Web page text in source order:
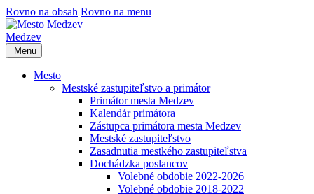
Rovno na obsah Rovno na menu
Medzev
Menu
Mesto
Mestské zastupiteľstvo a primátor
Primátor mesta Medzev
Kalendár primátora
Zástupca primátora mesta Medzev
Mestské zastupiteľstvo
Zasadnutia mestkého zastupiteľstva
Dochádzka poslancov
Volebné obdobie 2022-2026
Volebné obdobie 2018-2022